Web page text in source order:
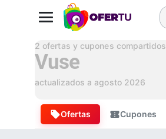
2 ofertas y cupones compartidos
Vuse
actualizados a agosto 2026
Ofertas Cupones